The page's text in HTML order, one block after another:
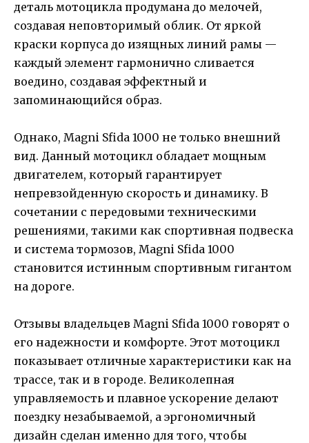
деталь мотоцикла продумана до мелочей,
создавая неповторимый облик. От яркой
краски корпуса до изящных линий рамы —
каждый элемент гармонично сливается
воедино, создавая эффектный и
запоминающийся образ.
Однако, Magni Sfida 1000 не только внешний
вид. Данный мотоцикл обладает мощным
двигателем, который гарантирует
непревзойденную скорость и динамику. В
сочетании с передовыми техническими
решениями, такими как спортивная подвеска
и система тормозов, Magni Sfida 1000
становится истинным спортивным гигантом
на дороге.
Отзывы владельцев Magni Sfida 1000 говорят о
его надежности и комфорте. Этот мотоцикл
показывает отличные характеристики как на
трассе, так и в городе. Великолепная
управляемость и плавное ускорение делают
поездку незабываемой, а эргономичный
дизайн сделан именно для того, чтобы